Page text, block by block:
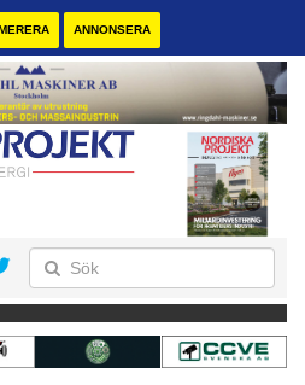
ANNONSERA